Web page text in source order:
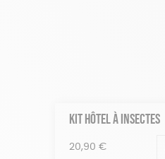
KIT HÔTEL À INSECTES
20,90 €